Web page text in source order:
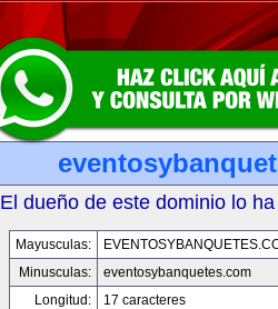
El dueño de este dominio lo
Mayusculas:
Minusculas:
eventosybanquetes.com
Longitud:
17 caracteres